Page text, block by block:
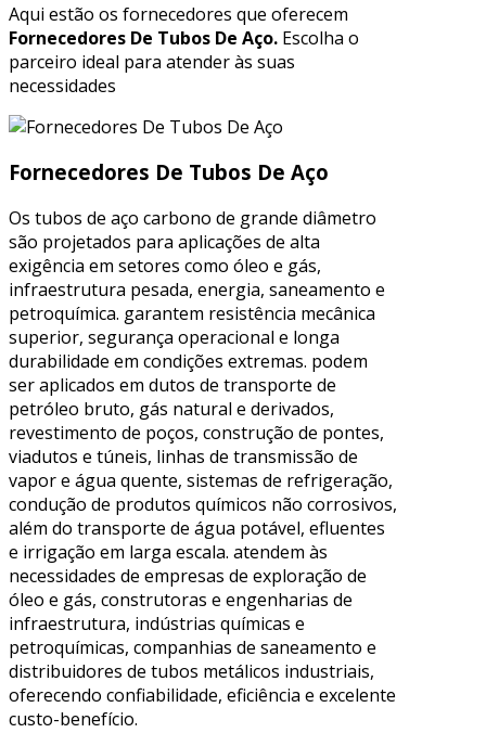
Aqui estão os fornecedores que oferecem
Fornecedores De Tubos De Aço. Escolha o
parceiro ideal para atender às suas
necessidades
Fornecedores De Tubos De Aço
Os tubos de aço carbono de grande diâmetro
são projetados para aplicações de alta
exigência em setores como óleo e gás,
infraestrutura pesada, energia, saneamento e
petroquímica. garantem resistência mecânica
superior, segurança operacional e longa
durabilidade em condições extremas. podem
ser aplicados em dutos de transporte de
petróleo bruto, gás natural e derivados,
revestimento de poços, construção de pontes,
viadutos e túneis, linhas de transmissão de
vapor e água quente, sistemas de refrigeração,
condução de produtos químicos não corrosivos,
além do transporte de água potável, efluentes
e irrigação em larga escala. atendem às
necessidades de empresas de exploração de
óleo e gás, construtoras e engenharias de
infraestrutura, indústrias químicas e
petroquímicas, companhias de saneamento e
distribuidores de tubos metálicos industriais,
oferecendo confiabilidade, eficiência e excelente
custo-benefício.